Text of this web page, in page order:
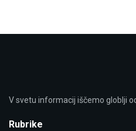
V svetu informacij iščemo globlji
Rubrike